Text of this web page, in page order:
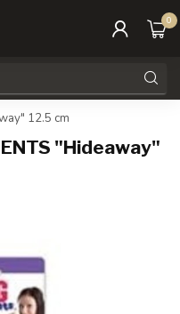
0
12.5 cm
"Hideaway"